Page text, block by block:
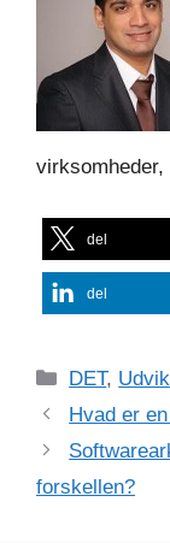
virksomheder,
del
del
Kategorier
DET,
Hvad er
forskellen?